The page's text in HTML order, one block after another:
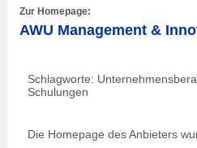
Zur Homepage:
AWU Management &
Schlagworte:
Schulungen
Die Homepage des Anbieters